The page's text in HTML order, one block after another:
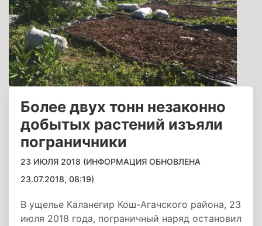
Более двух тонн незаконно
добытых растений изъяли
пограничники
23 ИЮЛЯ 2018 (ИНФОРМАЦИЯ ОБНОВЛЕНА
23.07.2018, 08:19)
В ущелье Каланегир Кош-Агачского района, 23
июля 2018 года, пограничный наряд остановил